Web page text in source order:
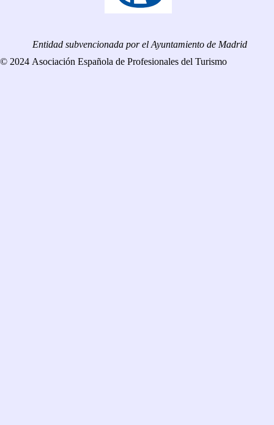
Entidad subvencionada por el Ayuntamiento de Madrid
© 2024 Asociación Española de Profesionales del Turismo